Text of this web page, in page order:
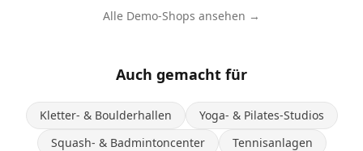
Alle Demo-Shops ansehen →
Auch gemacht für
Kletter- & Boulderhallen
Yoga- & Pilates-Studios
Squash- & Badmintoncenter
Tennisanlagen